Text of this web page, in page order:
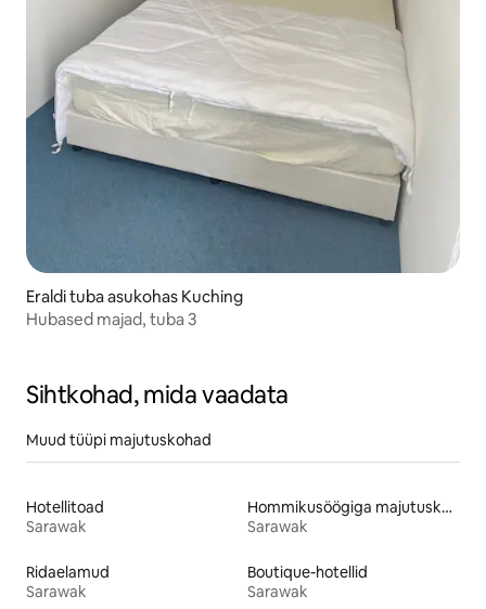
Eraldi tuba asukohas Kuching
Hubased majad, tuba 3
Sihtkohad, mida vaadata
Muud tüüpi majutuskohad
Hotellitoad
Sarawak
Hommikusöögiga majutuskohad
Sarawak
Ridaelamud
Sarawak
Boutique-hotellid
Sarawak